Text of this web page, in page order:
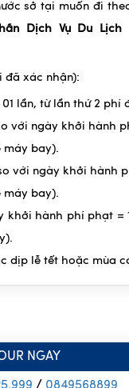
tự ý rời đoàn
sở tại muốn đi
Dịch Vụ Du Lịch
đã xác nhận):
lần, từ lần thứ 2 phí
với ngày khởi hành
máy bay).
với ngày khởi hành
máy bay).
khởi hành phí phạt =
dịp lễ tết hoặc mùa
NGAY